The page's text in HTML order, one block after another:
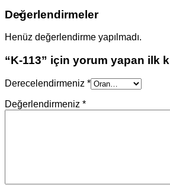
Değerlendirmeler
Henüz değerlendirme yapılmadı.
“K-113” için yorum yapan ilk
Derecelendirmeniz *
Değerlendirmeniz *